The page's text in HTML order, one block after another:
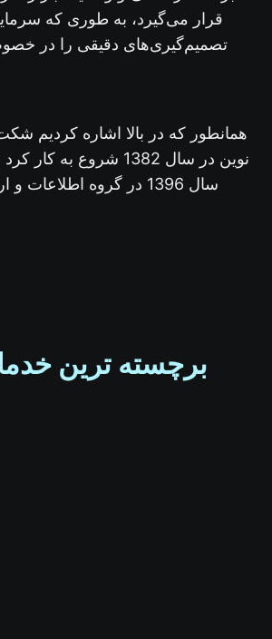
قرار می‌گیرد، به طوری که
تصمیم‌گیری‌های دقیقی را در
همانطور که در بالا اشاره کردیم
نوین در سال 1382 شروع
سال 1396 در گروه
برچسته ترین